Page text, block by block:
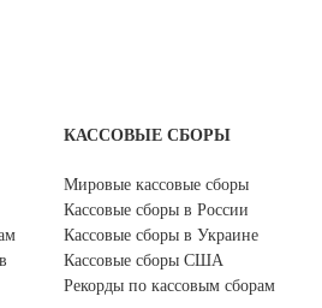
КАССОВЫЕ СБОРЫ
Мировые кассовые сборы
Кассовые сборы в России
Кассовые сборы в Украине
Кассовые сборы США
Рекорды по кассовым сборам